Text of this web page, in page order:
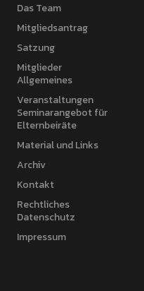
Das Team
Mitgliedsantrag
Satzung
Mitglieder
Allgemeines
Veranstaltungen
Seminarangebot für
Elternbeiräte
Material und Links
Archiv
Kontakt
Rechtliches
Datenschutz
Impressum